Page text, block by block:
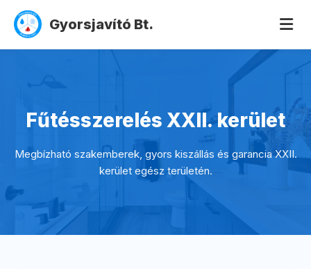
Gyorsjavító Bt.
Fűtésszerelés XXII. kerület
Megbízható szakemberek, gyors kiszállás és garancia XXII.
kerület egész területén.